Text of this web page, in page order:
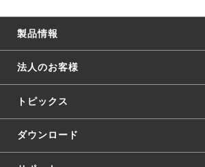
製品情報
法人のお客様
トピックス
ダウンロード